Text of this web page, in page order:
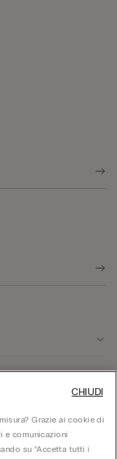
Grazie ai cookie di
e comunicazioni
su “Accetta tutti i
CHIUDI